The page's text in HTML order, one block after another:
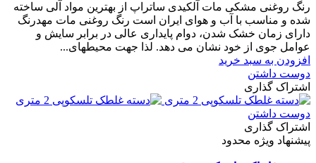
رنگ روغنی مشکی مات آلکیدی ساتراپ از بهترین مواد آلی ساخته
شده و مناسب با آب و هوای ایران است رنگ روغنی مات مهدرنگ
دارای زﻣﺎن ﺧﺸﮏ ﺷﺪن، دوام ﭘﺎﯾﺪاری عالی در ﺑﺮاﺑﺮ ﺳﺎﯾﺶ و
ﻋﻮاﻣﻞ ﺟﻮی از ﺧﻮد ﻧﺸﺎن ﻣﯽ دﻫﺪ. ﻟﺬا ﺟﻬﺖ ﻣﺤﯿﻄ‌‌ﻬﺎی...
افزودن به سبد خرید
دوست داشتن
اشتراک گذاری
دوست داشتن
اشتراک گذاری
پیشنهاد ویژه محدود